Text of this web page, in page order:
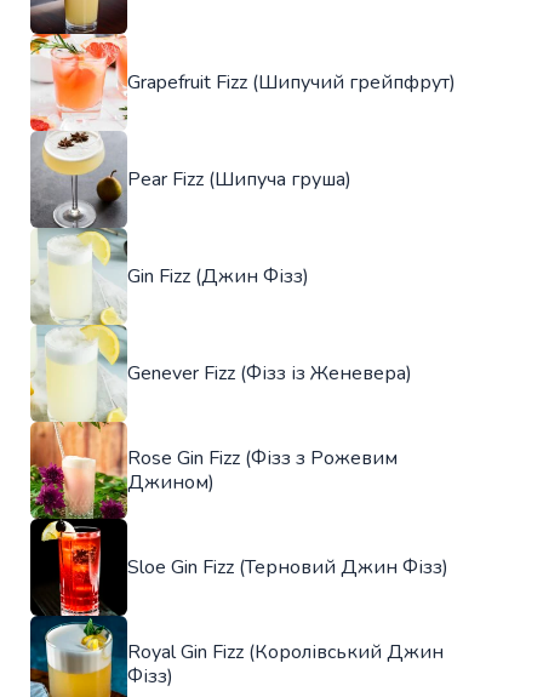
Grapefruit Fizz (Шипучий грейпфрут)
Pear Fizz (Шипуча груша)
Gin Fizz (Джин Фізз)
Genever Fizz (Фізз із Женевера)
Rose Gin Fizz (Фізз з Рожевим
Джином)
Sloe Gin Fizz (Терновий Джин Фізз)
Royal Gin Fizz (Королівський Джин
Фізз)